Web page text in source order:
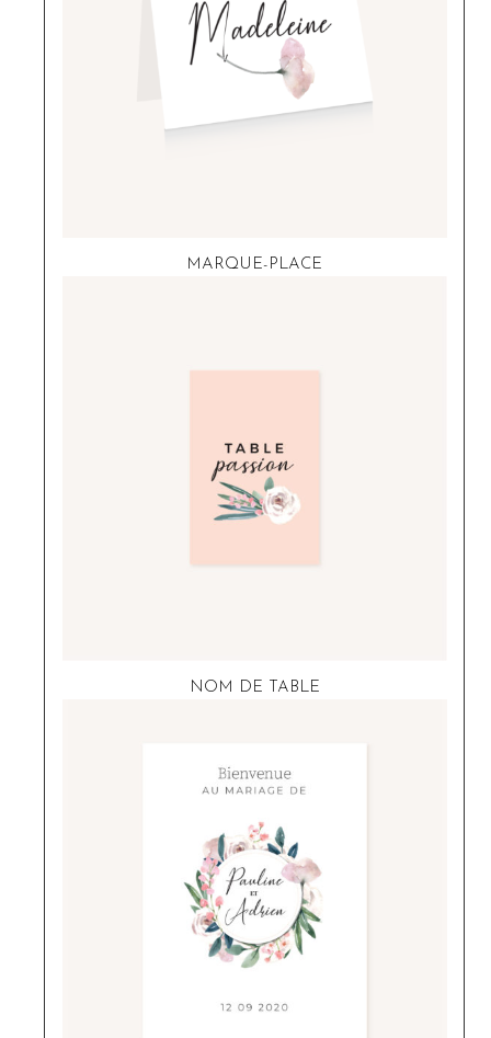
MARQUE-PLACE
NOM DE TABLE